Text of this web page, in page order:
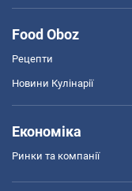
Food Oboz
Рецепти
Новини Кулінарії
Економіка
Ринки та компанії